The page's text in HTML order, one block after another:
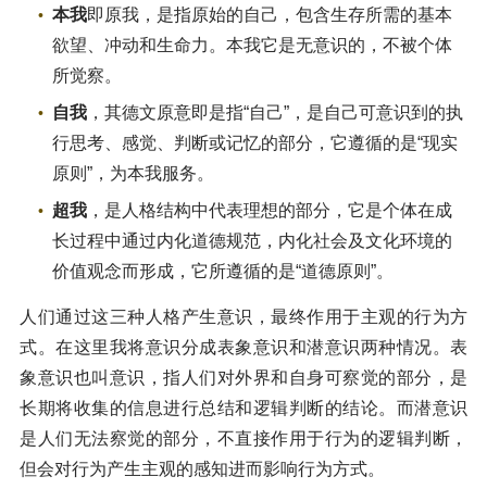
本我即原我，是指原始的自己，包含生存所需的基本
欲望、冲动和生命力。本我它是无意识的，不被个体
所觉察。
自我 ，其德文原意即是指“自己”，是自己可意识到的执
行思考、感觉、判断或记忆的部分，它遵循的是“现实
原则”，为本我服务。
超我 ，是人格结构中代表理想的部分，它是个体在成
长过程中通过内化道德规范，内化社会及文化环境的
价值观念而形成，它所遵循的是“道德原则”。
人们通过这三种人格产生意识，最终作用于主观的行为方
式。在这里我将意识分成表象意识和潜意识两种情况。表
象意识也叫意识，指人们对外界和自身可察觉的部分，是
长期将收集的信息进行总结和逻辑判断的结论。而潜意识
是人们无法察觉的部分，不直接作用于行为的逻辑判断，
但会对行为产生主观的感知进而影响行为方式。